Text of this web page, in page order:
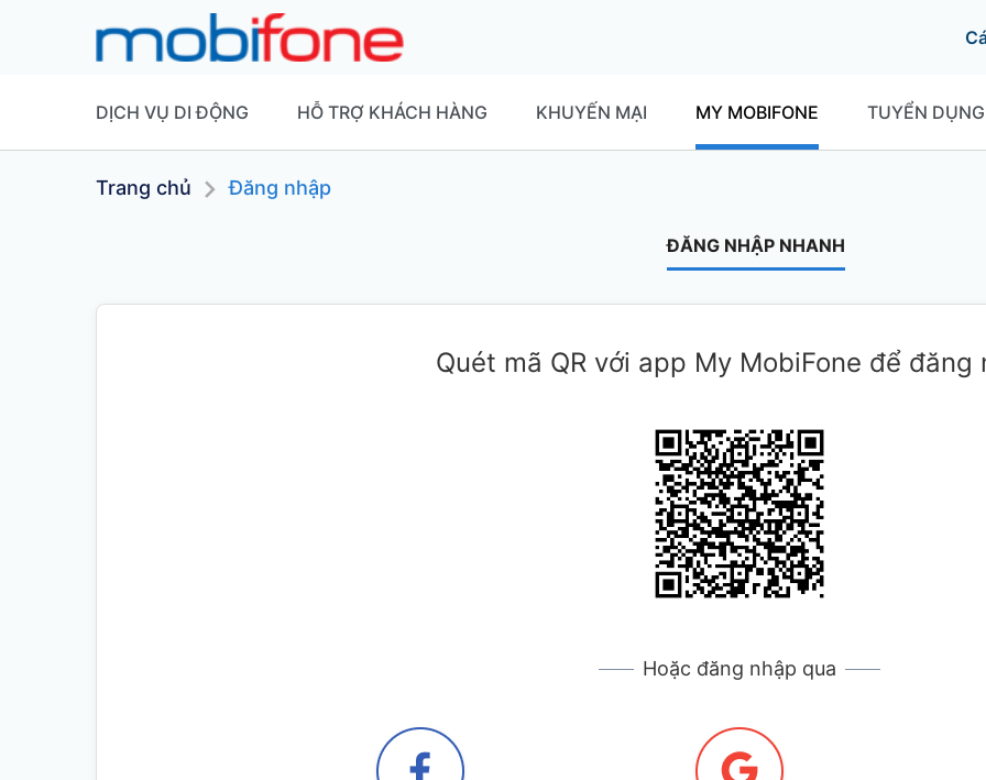
DỊCH VỤ DI ĐỘNG HỖ TRỢ KHÁCH HÀNG KHUYẾN MẠI MY MOBIFONE TUYỂN DỤNG
Trang chủ Đăng nhập
ĐĂNG NHẬP NHANH
Quét mã QR với app My MobiFone để đăng
Hoặc đăng nhập qua